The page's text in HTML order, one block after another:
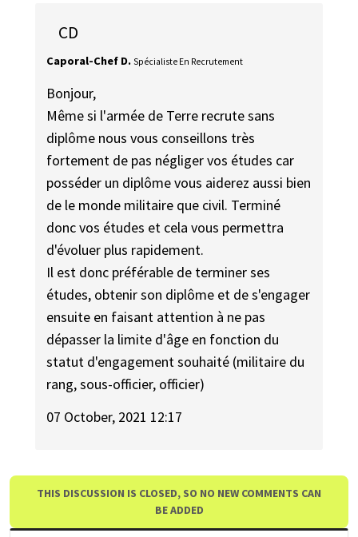
CD
Caporal-Chef D. Spécialiste En Recrutement
Bonjour,
Même si l'armée de Terre recrute sans
diplôme nous vous conseillons très
fortement de pas négliger vos études car
posséder un diplôme vous aiderez aussi bien
de le monde militaire que civil. Terminé
donc vos études et cela vous permettra
d'évoluer plus rapidement.
Il est donc préférable de terminer ses
études, obtenir son diplôme et de s'engager
ensuite en faisant attention à ne pas
dépasser la limite d'âge en fonction du
statut d'engagement souhaité (militaire du
rang, sous-officier, officier)
07 October, 2021 12:17
THIS DISCUSSION IS CLOSED, SO NO NEW COMMENTS CAN
BE ADDED